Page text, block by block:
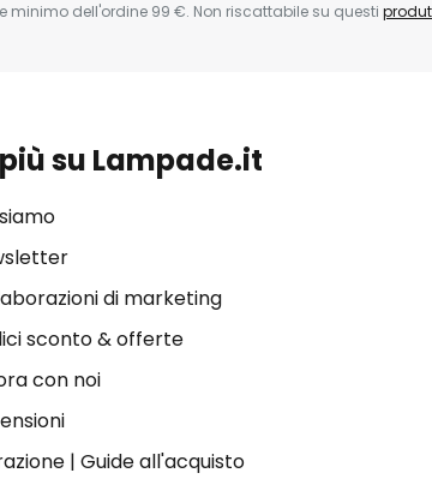
minimo dell'ordine 99 €. Non riscattabile su questi
su Lampade.it
di marketing
sconto & offerte
con noi
| Guide all'acquisto